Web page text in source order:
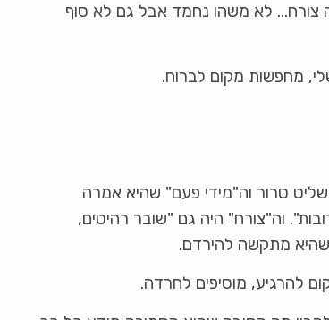
צורח… לא משהו נחמד אבל גם לא סוף
מחפשות מקום לברוח.
טרור וה"מידי פעם" שהיא אמרה
וה"צורח" היה גם "שובר רהיטים,
מתקשה להירדם.
להרגיע, מוסיפים לחרדה.